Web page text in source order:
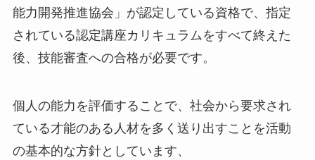
能力開発推進協会」が認定している資格で、指定
されている認定講座カリキュラムをすべて終えた
後、技能審査への合格が必要です。
個人の能力を評価することで、社会から要求され
ている才能のある人材を多く送り出すことを活動
の基本的な方針としています、